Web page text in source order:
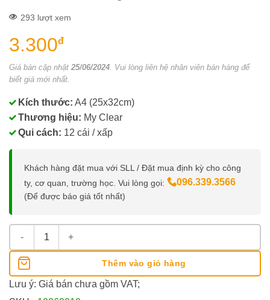
293 lượt xem
3.300đ
Giá bán cập nhật 25/06/2024 . Vui lòng liên hệ nhân viên bán hàng để
biết giá mới nhất.
Kích thước: A4 (25x32cm)
Thương hiệu: My Clear
Qui cách: 12 cái / xấp
Khách hàng đặt mua với SLL / Đặt mua định kỳ cho công
ty, cơ quan, trường học. Vui lòng gọi:
096.339.3566
(Để được báo giá tốt nhất)
Bìa Nút A4 My Clear số lượng
Thêm vào giỏ hàng
Lưu ý: Giá bán chưa gồm VAT;